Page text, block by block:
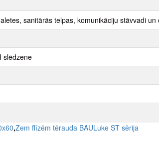
sanitārās telpas, komunikāciju stāvvadi un
slēdzene
,Zem flīzēm tērauda BAULuke ST sērija